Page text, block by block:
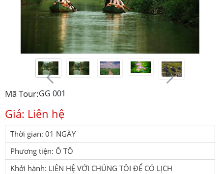
Mã Tour:GG 001
Giá: Liên hệ
Thời gian: 01 NGÀY
Phương tiện: Ô TÔ
Khởi hành: LIÊN HỆ VỚI CHÚNG TÔI ĐỂ CÓ LỊCH